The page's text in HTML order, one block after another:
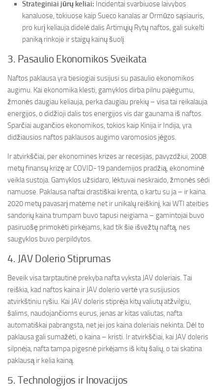
Strateginiai jūrų keliai: Incidentai svarbiuose laivybos
kanaluose, tokiuose kaip Sueco kanalas ar Ormūzo sąsiauris,
pro kurį keliauja didelė dalis Artimųjų Rytų naftos, gali sukelti
paniką rinkoje ir staigų kainų šuolį.
3. Pasaulio Ekonomikos Sveikata
Naftos paklausa yra tiesiogiai susijusi su pasaulio ekonomikos
augimu. Kai ekonomika klesti, gamyklos dirba pilnu pajėgumu,
žmonės daugiau keliauja, perka daugiau prekių – visa tai reikalauja
energijos, o didžioji dalis tos energijos vis dar gaunama iš naftos.
Sparčiai augančios ekonomikos, tokios kaip Kinija ir Indija, yra
didžiausios naftos paklausos augimo varomosios jėgos.
Ir atvirkščiai, per ekonomines krizes ar recesijas, pavyzdžiui, 2008
metų finansų krizę ar COVID-19 pandemijos pradžią, ekonominė
veikla sustoja. Gamyklos užsidaro, lėktuvai neskraido, žmonės sėdi
namuose. Paklausa naftai drastiškai krenta, o kartu su ja – ir kaina.
2020 metų pavasarį matėme net ir unikalų reiškinį, kai WTI ateities
sandorių kaina trumpam buvo tapusi neigiama – gamintojai buvo
pasiruošę primokėti pirkėjams, kad tik šie išvežtų naftą, nes
saugyklos buvo perpildytos.
4. JAV Dolerio Stiprumas
Beveik visa tarptautinė prekyba nafta vyksta JAV doleriais. Tai
reiškia, kad naftos kaina ir JAV dolerio vertė yra susijusios
atvirkštiniu ryšiu. Kai JAV doleris stiprėja kitų valiutų atžvilgiu,
šalims, naudojančioms eurus, jenas ar kitas valiutas, nafta
automatiškai pabrangsta, net jei jos kaina doleriais nekinta. Dėl to
paklausa gali sumažėti, o kaina – kristi. Ir atvirkščiai, kai JAV doleris
silpnėja, nafta tampa pigesnė pirkėjams iš kitų šalių, o tai skatina
paklausą ir kelia kainą.
5. Technologijos ir Inovacijos